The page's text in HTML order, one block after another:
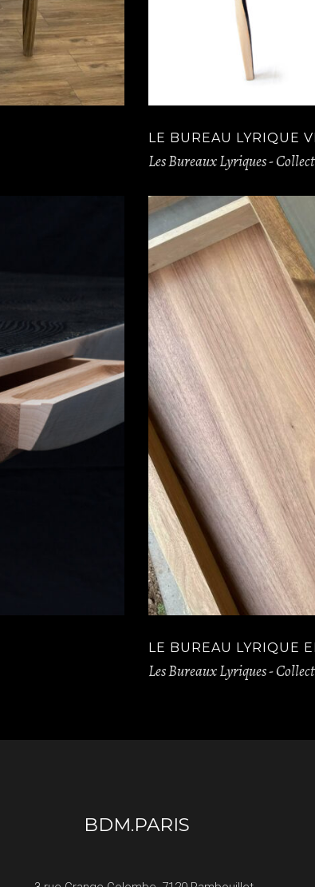
LE BUREAU LYRIQUE
Les Bureaux Lyriques -
LE BUREAU LYRIQUE
Les Bureaux Lyriques -
BDM.PARIS